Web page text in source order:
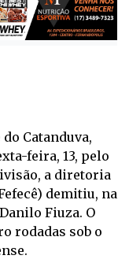
Catanduva,
feira, 13, pelo
a diretoria
demitiu, na
Fiuza. O
rodadas sob o